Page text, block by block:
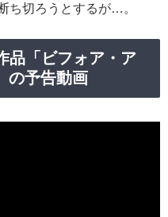
ち切ろうとするが…。
品「ビフォア・ア
の予告動画